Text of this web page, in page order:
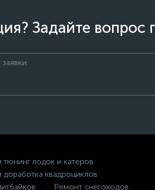
Задайте вопрос
тюнинг лодок и катеров
доработка квадроциклов
Ремонт снегоходов